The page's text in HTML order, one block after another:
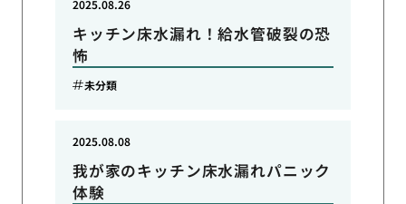
キッチン床水漏れ！給水管破裂の恐
怖
2025.08.26
未分類
我が家のキッチン床水漏れパニック
体験
2025.08.08